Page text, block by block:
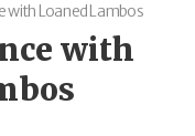
with Loaned Lambos
with